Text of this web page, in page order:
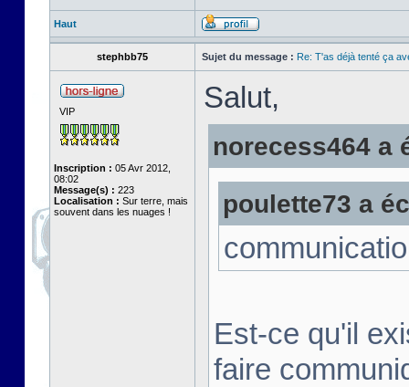
Haut
stephbb75 Sujet du message : Re: T'as déjà tenté ça
VIP
Inscription : 05 Avr 2012,
08:02
Message(s) : 223
Localisation : Sur terre, mais
souvent dans les nuages !
Salut,
norecess464 a
poulette73 a
Est-ce qu'il
faire